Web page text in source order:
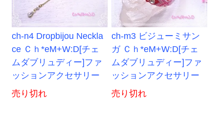
ch-n4 Dropbijou Neckla
ce Ｃｈ*eM+W:D[チェ
ムダブリュディー]ファ
ッションアクセサリー
売り切れ
ch-m3 ビジューミサン
ガ Ｃｈ*eM+W:D[チェ
ムダブリュディー]ファ
ッションアクセサリー
売り切れ